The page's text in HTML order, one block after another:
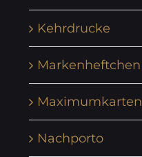
Kehrdrucke
Markenheftchen
Maximumkarten
Nachporto